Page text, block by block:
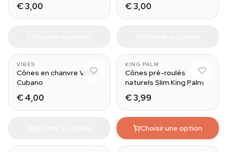
€ 3,00 € 3,00
VIBES
Cônes en chanvre Vibes
Cubano
€ 4,00
KING PALM
Cônes pré-roulés
naturels Slim King Palm
€ 3,99
Choisir une option